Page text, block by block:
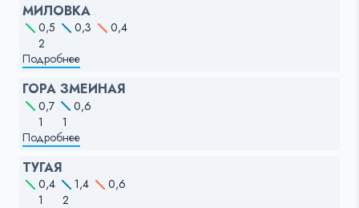
МИЛОВКА
0,5 0,3
0,4
2
Подробнее
ГОРА ЗМЕИНАЯ
0,7
0,6
1
1
Подробнее
ТУГАЯ
0,4 1,4
0,6
1
2